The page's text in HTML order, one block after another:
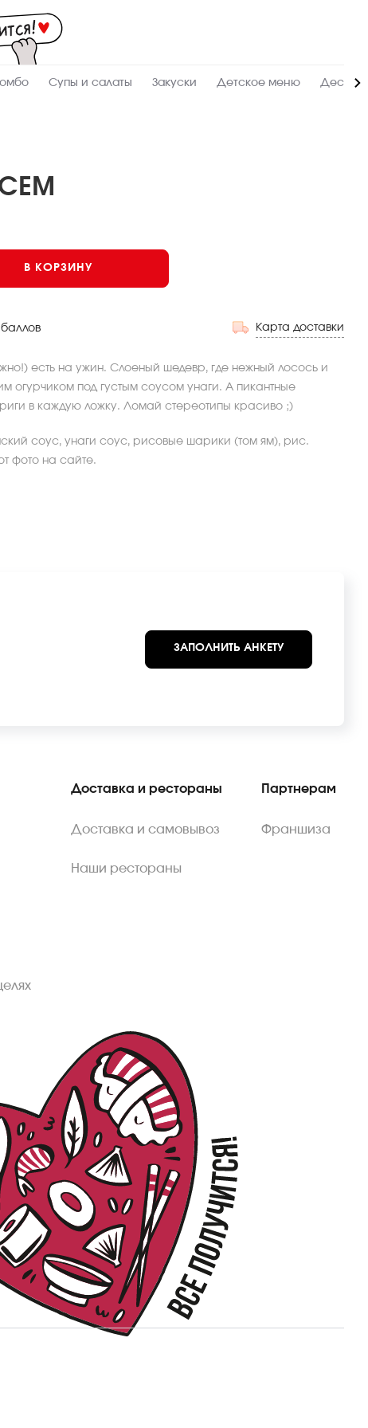
Супы и салаты Закуски Детское меню
В КОРЗИНУ
баллов Карта доставки
есть на ужин. Слоеный шедевр, где нежный лосось и
огурчиком под густым соусом унаги. А пикантные
в каждую ложку. Ломай стереотипы красиво ;)
соус, унаги соус, рисовые шарики (том ям), рис.
фото на сайте.
ЗАПОЛНИТЬ АНКЕТУ
Доставка и рестораны
Доставка и самовывоз
Наши рестораны
Партнерам
Франшиза